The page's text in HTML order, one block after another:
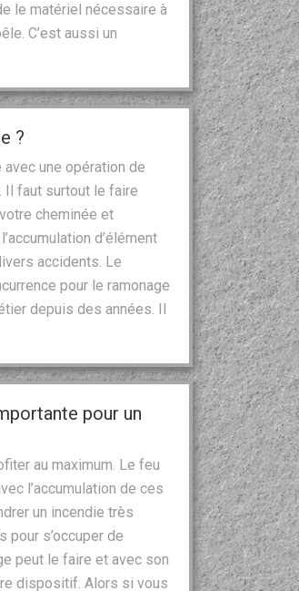
le matériel nécessaire à
C’est aussi un
?
une opération de
Il faut surtout le faire
cheminée et
d’élément
accidents. Le
pour le ramonage
depuis des années. Il
pour un
au maximum. Le feu
l’accumulation de ces
un incendie très
pour s’occuper de
peut le faire et avec son
dispositif. Alors si vous